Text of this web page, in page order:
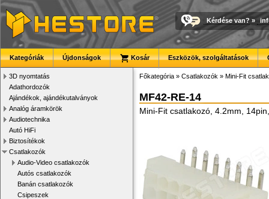
Kérdése van? »
Kategóriák Újdonságok Kosár Eszközök, szolgáltatások
3D nyomtatás
Adathordozók
Ajándékok, ajándékutalványok
Analóg áramkörök
Audiotechnika
Autó HiFi
Biztosítékok
Csatlakozók
Audio-Video csatlakozók
Autós csatlakozók
Banán csatlakozók
Csipeszek
Főkategória » Csatlakozók » Mini-Fit
MF42-RE-14
Mini-Fit csatlakozó, 4.2mm,